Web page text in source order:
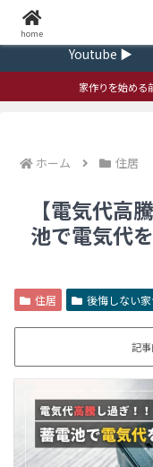
Youtube ▶
家作りを始める
ホーム 住居
【電気代高
池で電気代
住居 後悔しない家
記
home